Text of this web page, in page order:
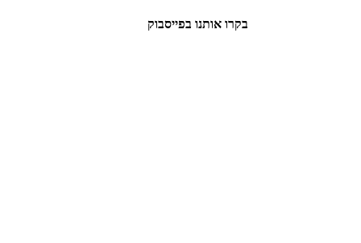
בקרו אותנו בפייסבוק